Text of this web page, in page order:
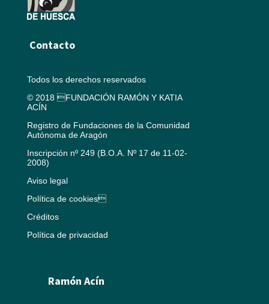
Contacto
Todos los derechos reservados
© 2018 FUNDACIÓN RAMÓN Y KATIA
ACÍN
Registro de Fundaciones de la Comunidad
Autónoma de Aragón
Inscripción nº 249 (B.O.A. Nº 17 de 11-02-
2008)
Aviso legal
Política de cookies
Créditos
Política de privacidad
Ramón Acín